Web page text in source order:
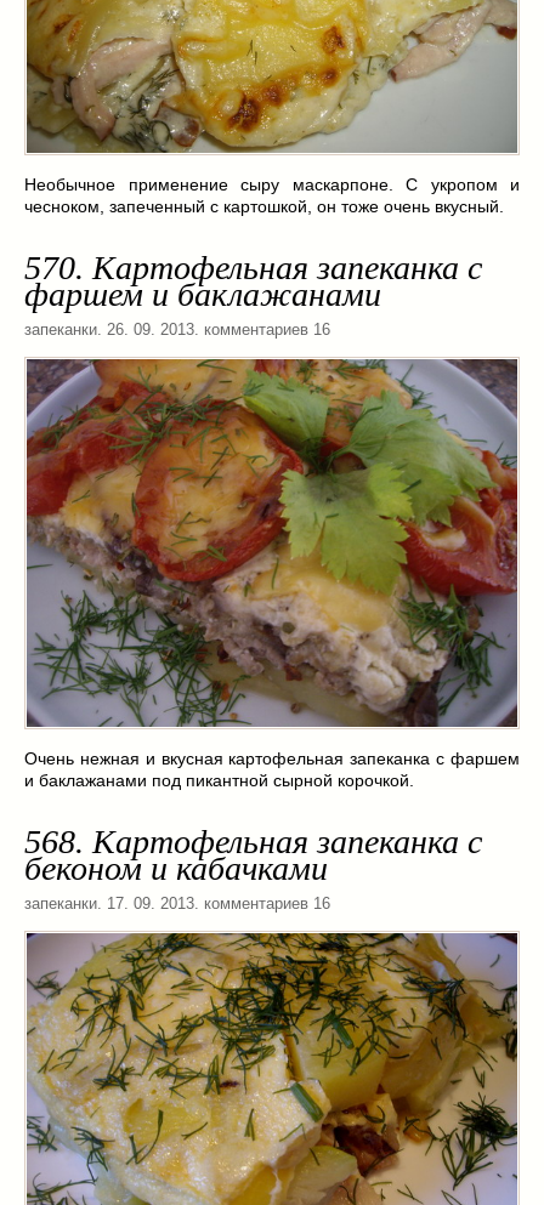
Необычное применение сыру маскарпоне. С укропом и
чесноком, запеченный с картошкой, он тоже очень вкусный.
570. Картофельная запеканка с
фаршем и баклажанами
запеканки . 26. 09. 2013. комментариев 16
Очень нежная и вкусная картофельная запеканка с фаршем
и баклажанами под пикантной сырной корочкой.
568. Картофельная запеканка с
беконом и кабачками
запеканки . 17. 09. 2013. комментариев 16